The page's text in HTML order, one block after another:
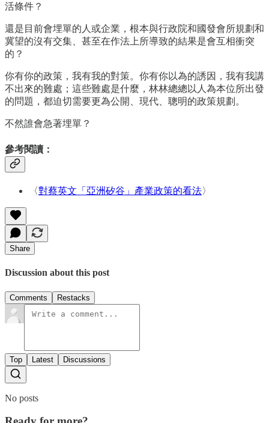
活條件？
還是目前會埋單的人或企業，根本與行政院和國發會所規劃和
冀望的沒有交集、甚至在作法上所導致的結果是會互相衝突
的？
你有你的政策，我有我的對策。你有你以為的誘因，我有我講
不出來的難處；這些難處是什麼，林林總總以人為本位所出發
的問題，都迫切需要更為公開、現代、聰明的政策規劃。
不然誰會急著埋單？
參考閱讀：
〈對蔡英文「亞洲矽谷」產業政策的看法〉
Share
Discussion about this post
Comments Restacks
Top Latest Discussions
No posts